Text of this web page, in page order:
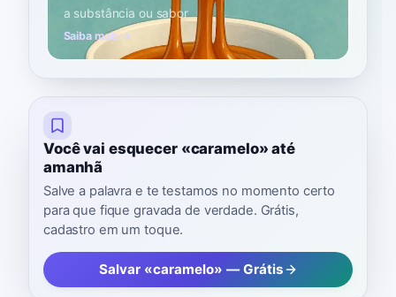
a substância ou sabor
Saiba mais →
Você vai esquecer «caramelo» até
amanhã
Salve a palavra e te testamos no momento certo
para que fique gravada de verdade. Grátis,
cadastro em um toque.
Salvar «caramelo» — Grátis